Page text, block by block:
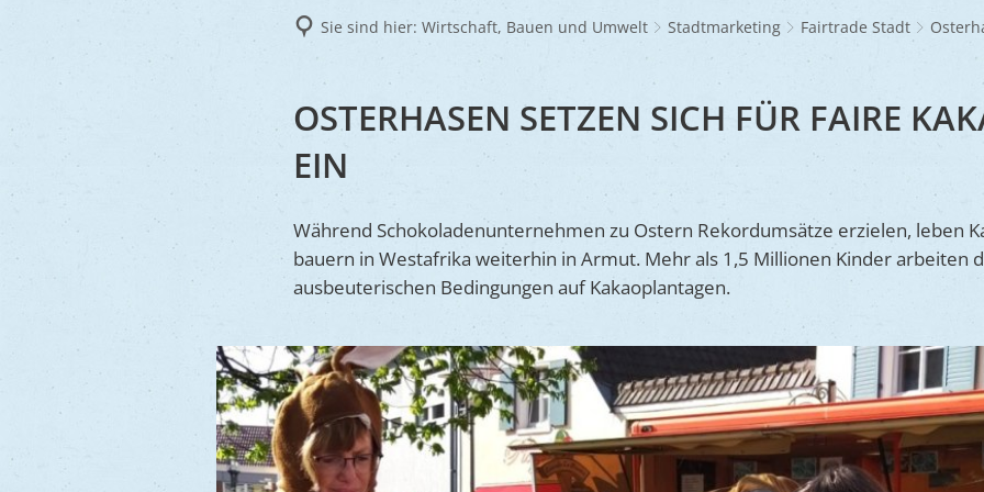
Zucht- und Tierschutz
Laden
Frühlingsmarkt
Kunsthandwerkermarkt
Ukraine Wir als Arbeitgeber
Barrierefreiheit
Sie sind hier: Wirtschaft, Bauen und Umwelt Stadtmarketing Fairtrade Stadt
OSTERHASEN SETZEN SICH FÜR FAIRE
EIN
Während Schokoladenunternehmen zu Ostern Rekordumsätze erzielen, leben
bauern in Westafrika weiterhin in Armut. Mehr als 1,5 Millionen Kinder arbeiten
ausbeuterischen Bedingungen auf Kakaoplantagen.